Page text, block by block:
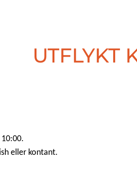
UTFLYKT
10:00.
eller kontant.